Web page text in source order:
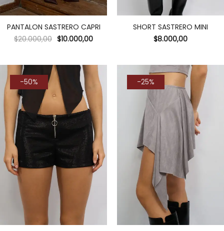
PANTALON SASTRERO CAPRI
$20.000,00 $10.000,00
SHORT SASTRERO MINI
$8.000,00
-50% -25%